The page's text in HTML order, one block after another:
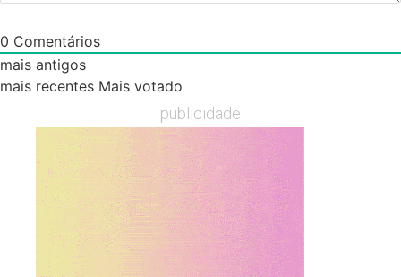
0 Comentários
mais antigos
mais recentes Mais votado
publicidade